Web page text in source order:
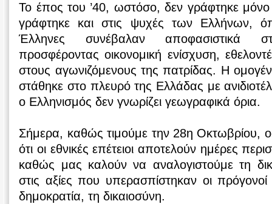
Το έπος του ’40, ωστόσο, δεν γράφτηκε
γράφτηκε και στις ψυχές των Ελλήνων,
Έλληνες συνέβαλαν αποφασιστικά
προσφέροντας οικονομική ενίσχυση,
στους αγωνιζόμενους της πατρίδας. Η
στάθηκε στο πλευρό της Ελλάδας με
ο Ελληνισμός δεν γνωρίζει γεωγραφικά όρια.
Σήμερα, καθώς τιμούμε την 28η Οκτωβρίου,
ότι οι εθνικές επέτειοι αποτελούν ημέρες
καθώς μας καλούν να αναλογιστούμε τη
στις αξίες που υπερασπίστηκαν οι
δημοκρατία, τη δικαιοσύνη.